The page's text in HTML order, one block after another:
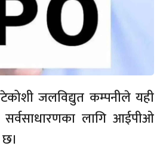
जलविद्युत कम्पनीले यही
लागि आईपीओ